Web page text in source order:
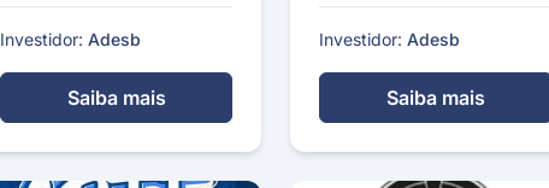
Investidor: Adesb
Saiba mais
Investidor:Adesb
Saiba mais